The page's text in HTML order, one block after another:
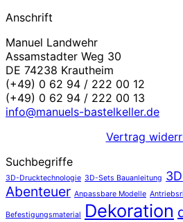
Anschrift
Manuel Landwehr
Assamstadter Weg 30
DE 74238 Krautheim
(+49) 0 62 94 / 222 00 12
(+49) 0 62 94 / 222 00 13
info@manuels-bastelkeller.de
Vertrag
Suchbegriffe
3D-Drucktechnologie 3D-Sets Bauanleitung
Abenteuer Anpassbare Modelle
Befestigungsmaterial Dekoration